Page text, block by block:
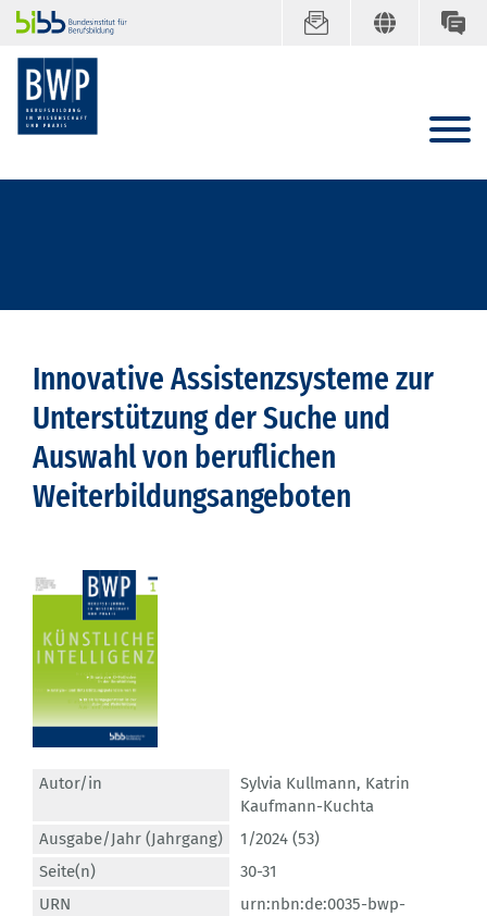
Innovative Assistenzsysteme zur
Unterstützung der Suche und
Auswahl von beruflichen
Weiterbildungsangeboten
Autor/in Sylvia Kullmann, Katrin
Kaufmann-Kuchta
Ausgabe/Jahr (Jahrgang)
1/2024 (53)
Seite(n)
30-31
URN
urn:nbn:de:0035-bwp-